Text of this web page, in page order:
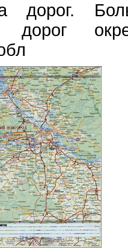
дорог.
дорог